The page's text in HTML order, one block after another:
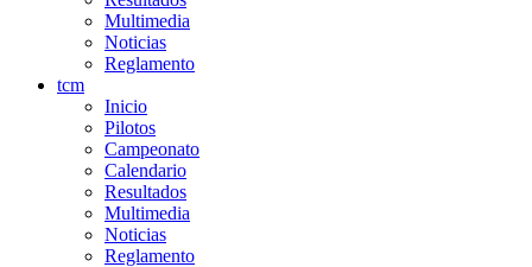
Multimedia
Noticias
Reglamento
tcm
Inicio
Pilotos
Campeonato
Calendario
Resultados
Multimedia
Noticias
Reglamento